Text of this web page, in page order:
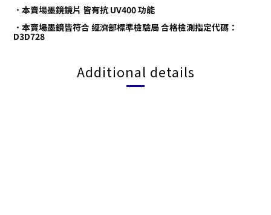
．本賣場墨鏡鏡片 皆有抗 UV400 功能
．本賣場墨鏡皆符合 經濟部標準檢驗局 合格檢測指定代碼：
D3D728
Additional details